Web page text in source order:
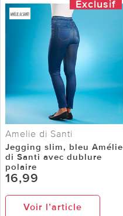
Exclusif
Amelie di Santi
Jegging slim, bleu Amélie
di Santi avec dublure
polaire
16,99
Voir l’article